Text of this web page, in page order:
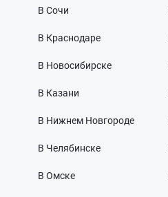
В Сочи
В Краснодаре
В Новосибирске
В Казани
В Нижнем Новгороде
В Челябинске
В Омске